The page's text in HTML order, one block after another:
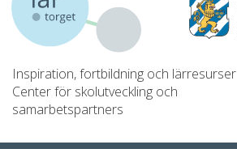
Inspiration, fortbildning och lärresurser
Center för skolutveckling och
samarbetspartners